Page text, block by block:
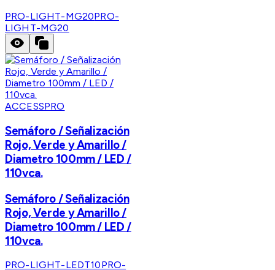
PRO-LIGHT-MG20PRO-
LIGHT-MG20
ACCESSPRO
Semáforo / Señalización
Rojo, Verde y Amarillo /
Diametro 100mm / LED /
110vca.
Semáforo / Señalización
Rojo, Verde y Amarillo /
Diametro 100mm / LED /
110vca.
PRO-LIGHT-LEDT10PRO-